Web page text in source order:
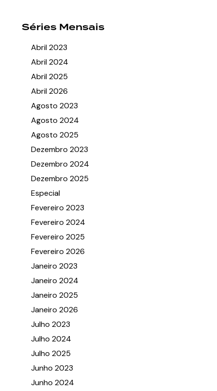
Séries Mensais
Abril 2023
Abril 2024
Abril 2025
Abril 2026
Agosto 2023
Agosto 2024
Agosto 2025
Dezembro 2023
Dezembro 2024
Dezembro 2025
Especial
Fevereiro 2023
Fevereiro 2024
Fevereiro 2025
Fevereiro 2026
Janeiro 2023
Janeiro 2024
Janeiro 2025
Janeiro 2026
Julho 2023
Julho 2024
Julho 2025
Junho 2023
Junho 2024